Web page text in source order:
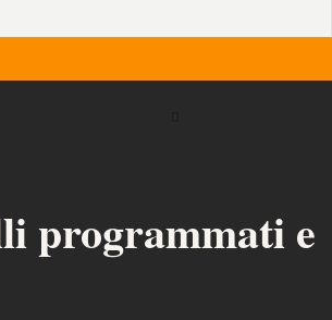
programmati e